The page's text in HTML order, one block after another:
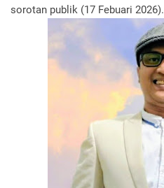
sorotan publik (17 Febuari 2026).